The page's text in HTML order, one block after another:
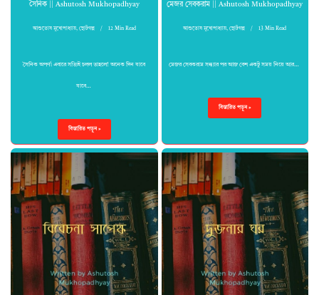
সৈনিক || Ashutosh Mukhopadhyay
আশুতোষ মুখোপাধ্যায়, ছোটগল্প 12 Min Read
সৈনিক অপর্ণা এবারে সত্যিই চলল তাহলে! অনেক দিন যাবে
যাবে…
বিস্তারিত পড়ুন »
মেজর সেবকরাম || Ashutosh Mukhopadhyay
আশুতোষ মুখোপাধ্যায়,ছোটগল্প 13 Min Read
মেজর সেবকরাম সন্ধ্যার পর আজ বেশ একটু সময় নিয়ে আর…
বিস্তারিত পড়ুন »